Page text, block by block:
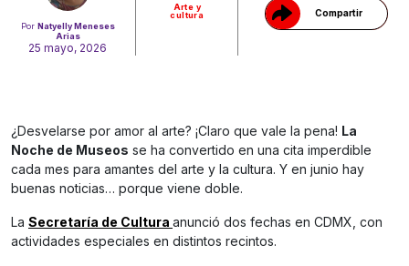
Por Natyelly Meneses
Arias
25 mayo, 2026
Arte y
cultura
Compartir
¿Desvelarse por amor al arte? ¡Claro que vale la pena! La
Noche de Museos se ha convertido en una cita imperdible
cada mes para amantes del arte y la cultura. Y en junio hay
buenas noticias… porque viene doble.
La Secretaría de Cultura anunció dos fechas en CDMX, con
actividades especiales en distintos recintos.